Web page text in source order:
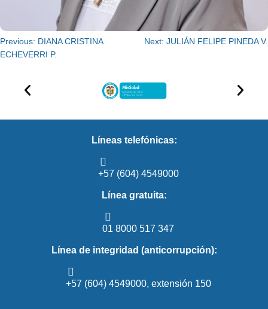
Previous: DIANA CRISTINA
ECHEVERRI P.
Next: JULIÁN FELIPE PINEDA V.
Líneas telefónicas:
+57 (604) 4549000
Línea gratuita:
01 8000 517 347
Línea de integridad (anticorrupción):
+57 (604) 4549000, extensión 150